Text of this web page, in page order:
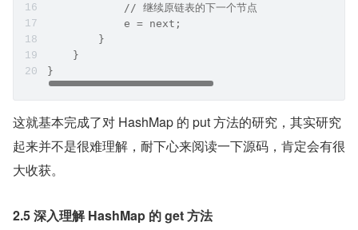
            // 继续原链表的下一个节点
            e = next;
        }
    }
}
这就基本完成了对 HashMap 的 put 方法的研究，其实研究
起来并不是很难理解，耐下心来阅读一下源码，肯定会有很
大收获。
2.5 深入理解 HashMap 的 get 方法